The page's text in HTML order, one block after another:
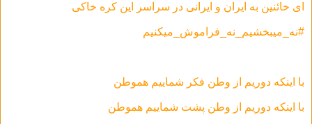
ای خائنین به ایران و ایرانی در سراسر این کره خاکی
#نه_میبخشیم_نه_فراموش_میکنیم
با اینکه دوریم از وطن فکر شماییم هموطن
با اینکه دوریم از وطن پشت شماییم هموطن